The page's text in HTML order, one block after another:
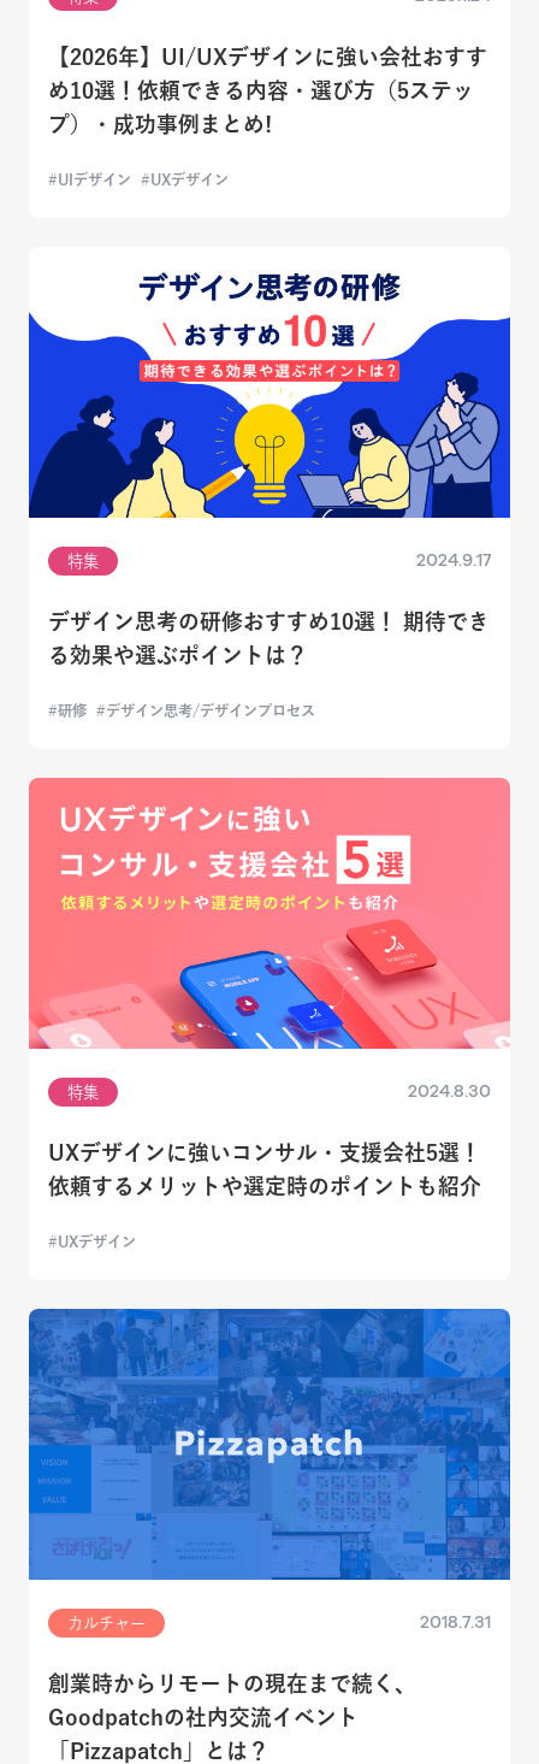
【2026年】UI/UXデザインに強い会社おすす
め10選！依頼できる内容・選び方（5ステッ
プ）・成功事例まとめ!
UIデザイン UXデザイン
特集 2024.9.17
デザイン思考の研修おすすめ10選！ 期待でき
る効果や選ぶポイントは？
研修 デザイン思考/デザインプロセス
特集 2024.8.30
UXデザインに強いコンサル・支援会社5選！
依頼するメリットや選定時のポイントも紹介
UXデザイン
カルチャー 2018.7.31
創業時からリモートの現在まで続く、
Goodpatchの社内交流イベント
「Pizzapatch」とは？